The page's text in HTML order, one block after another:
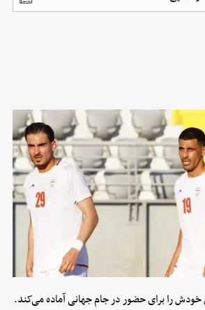
خودش را برای حضور در جام جهانی آماده می‌کند.